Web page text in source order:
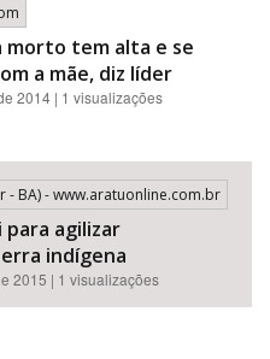
morto tem alta e se
a mãe, diz líder
2014 | 1 visualizações
- BA) - www.aratuonline.com.br
para agilizar
indígena
2015 | 1 visualizações